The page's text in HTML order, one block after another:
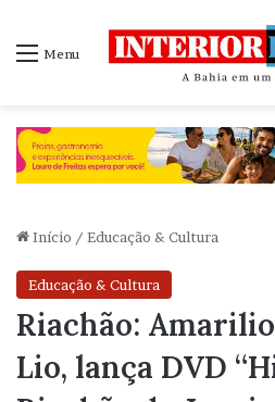
Menu
Início / Educação & Cultura
Educação & Cultura
Riachão:
Lio, lança DVD